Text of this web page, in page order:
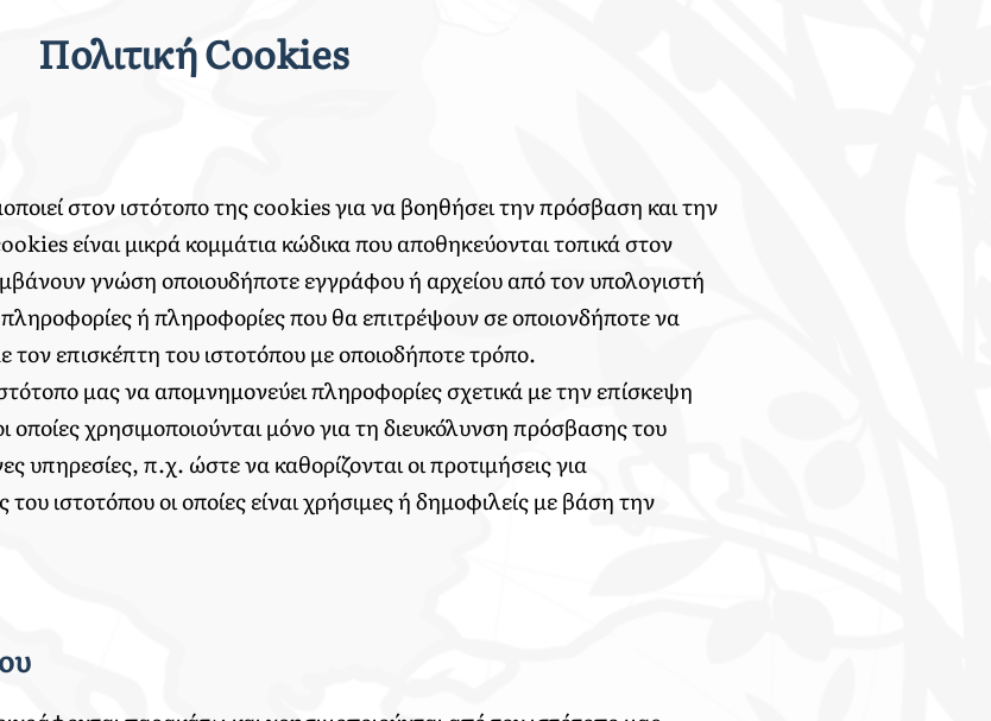
Πολιτική Cookies
στον ιστότοπο της cookies για να βοηθήσει την πρόσβαση και την
είναι μικρά κομμάτια κώδικα που αποθηκεύονται τοπικά στον
γνώση οποιουδήποτε εγγράφου ή αρχείου από τον υπολογιστή
ή πληροφορίες που θα επιτρέψουν σε οποιονδήποτε να
τον επισκέπτη του ιστοτόπου με οποιοδήποτε τρόπο.
μας να απομνημονεύει πληροφορίες σχετικά με την επίσκεψη
χρησιμοποιούνται μόνο για τη διευκόλυνση πρόσβασης του
υπηρεσίες, π.χ. ώστε να καθορίζονται οι προτιμήσεις για
ιστοτόπου οι οποίες είναι χρήσιμες ή δημοφιλείς με βάση την